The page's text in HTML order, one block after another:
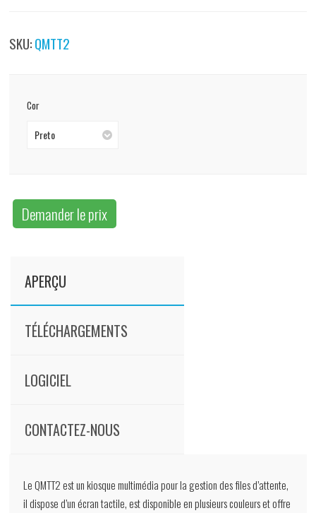
SKU:QMTT2
Cor
Preto
Demander le prix
APERÇU
TÉLÉCHARGEMENTS
LOGICIEL
CONTACTEZ-NOUS
Le QMTT2 est un kiosque multimédia pour la gestion des files d’attente,
il dispose d’un écran tactile, est disponible en plusieurs couleurs et offre